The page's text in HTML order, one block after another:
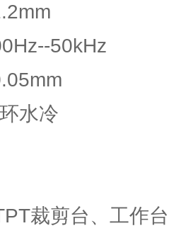
50kHz
水冷
裁剪台、工作